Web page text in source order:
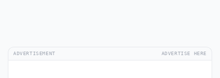
ADVERTISEMENT ADVERTISE HERE